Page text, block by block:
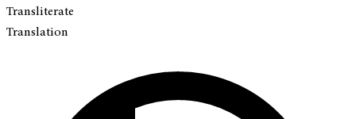
Transliterate
Translation